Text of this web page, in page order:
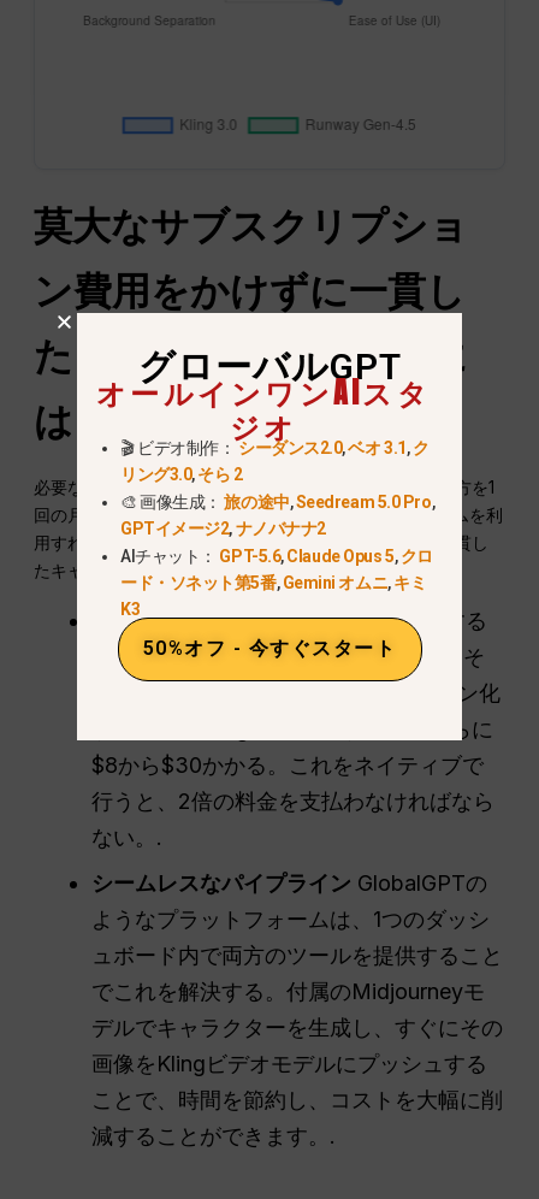
莫大なサブスクリプショ
ン費用をかけずに一貫し
たキャラクターを作るに
は？
必要な画像ジェネレーターとビデオジェネレーターの両方を1
回の月払いで利用できる中央集中型のAIプラットフォームを利
用すれば、莫大なサブスクリプション費用をかけずに一貫し
たキャラクターを作成できる。.
金融の罠キャラクターシートを作成する
ためにMidjourneyを購読すると、およそ
$30かかります。それをアニメーション化
するためにKling AIを購読すると、さらに
$8から$30かかる。これをネイティブで
行うと、2倍の料金を支払わなければなら
ない。.
シームレスなパイプライン GlobalGPTの
ようなプラットフォームは、1つのダッシ
ュボード内で両方のツールを提供すること
でこれを解決する。付属のMidjourneyモ
デルでキャラクターを生成し、すぐにその
画像をKlingビデオモデルにプッシュする
ことで、時間を節約し、コストを大幅に削
減することができます。.
グローバルGPT
オールインワンAIスタ
ジオ
🎬 ビデオ制作：シーダンス2.0,ベオ 3.1,ク
リング3.0,そら 2
🎨 画像生成：旅の途中,Seedream 5.0 Pro,
GPTイメージ2,ナノバナナ2
AIチャット： GPT-5.6,Claude Opus 5,クロ
ード・ソネット第5番,Gemini オムニ,キミ
K3
50%オフ - 今すぐスタート